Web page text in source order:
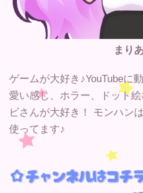
まり
ゲームが大好き♪YouTubeに
愛い感じ、ホラー、ドット
ビさんが大好き！ モンハン
使ってます♪